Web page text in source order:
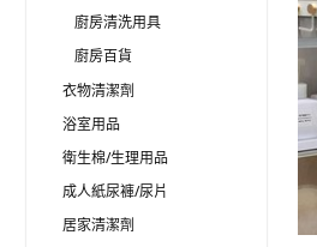
廚房清洗用具
廚房百貨
衣物清潔劑
浴室用品
衛生棉/生理用品
成人紙尿褲/尿片
居家清潔劑